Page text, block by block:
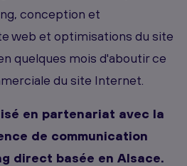
conception et
web et optimisations du site
quelques mois d'aboutir ce
du site Internet.
en partenariat avec la
de communication
direct basée en Alsace.